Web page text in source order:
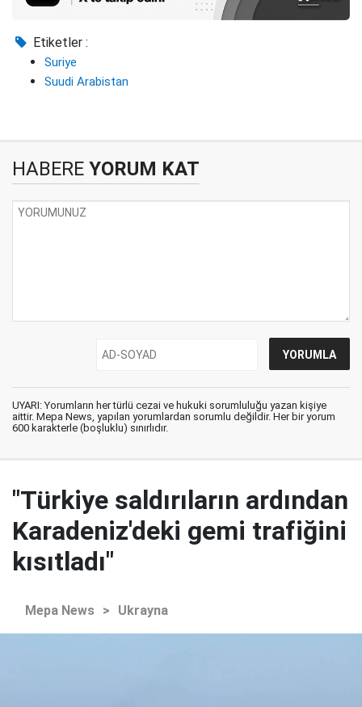
Etiketler :
Suriye
Suudi Arabistan
HABERE YORUM KAT
UYARI: Yorumların her türlü cezai ve hukuki sorumluluğu yazan kişiye
aittir. Mepa News, yapılan yorumlardan sorumlu değildir. Her bir yorum
600 karakterle (boşluklu) sınırlıdır.
"Türkiye saldırıların ardından
Karadeniz'deki gemi trafiğini
kısıtladı"
Mepa News > Ukrayna